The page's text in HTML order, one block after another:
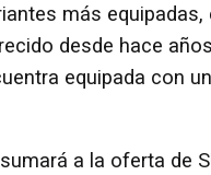
más
desde hace
equipada con
a la oferta de